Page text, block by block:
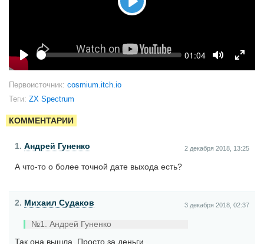
Play
Play
Seek Current
01:04
Mute
Первоисточник: cosmium.itch.io
Теги: ZX Spectrum
КОММЕНТАРИИ
1. Андрей Гуненко 2 декабря 2018, 13:25
А что-то о более точной дате выхода есть?
2. Михаил Судаков 3 декабря 2018, 02:37
№1. Андрей Гуненко
Так она вышла. Просто за деньги.